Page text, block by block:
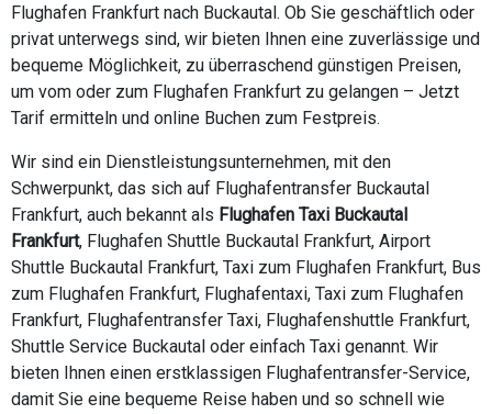
Flughafen Frankfurt nach Buckautal. Ob Sie geschäftlich oder
privat unterwegs sind, wir bieten Ihnen eine zuverlässige und
bequeme Möglichkeit, zu überraschend günstigen Preisen,
um vom oder zum Flughafen Frankfurt zu gelangen – Jetzt
Tarif ermitteln und online Buchen zum Festpreis.
Wir sind ein Dienstleistungsunternehmen, mit den
Schwerpunkt, das sich auf Flughafentransfer Buckautal
Frankfurt, auch bekannt als Flughafen Taxi Buckautal
Frankfurt, Flughafen Shuttle Buckautal Frankfurt, Airport
Shuttle Buckautal Frankfurt, Taxi zum Flughafen Frankfurt, Bus
zum Flughafen Frankfurt, Flughafentaxi, Taxi zum Flughafen
Frankfurt, Flughafentransfer Taxi, Flughafenshuttle Frankfurt,
Shuttle Service Buckautal oder einfach Taxi genannt. Wir
bieten Ihnen einen erstklassigen Flughafentransfer-Service,
damit Sie eine bequeme Reise haben und so schnell wie